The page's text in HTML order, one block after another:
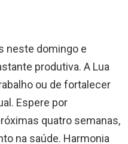
neste domingo e
produtiva. A Lua
ou de fortalecer
Espere por
quatro semanas,
na saúde. Harmonia